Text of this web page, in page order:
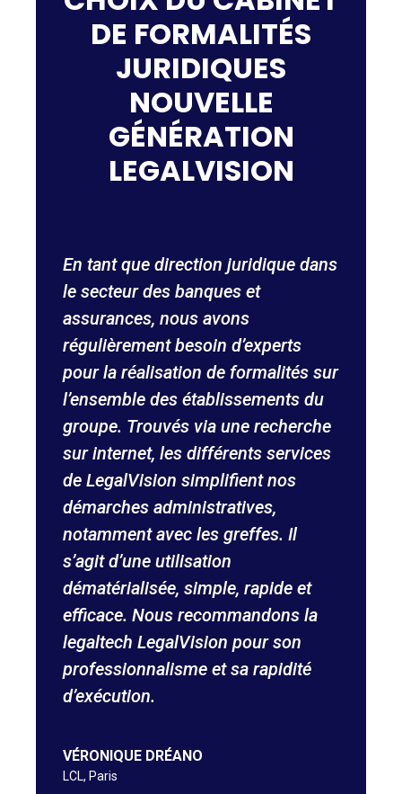
DE FORMALITÉS
JURIDIQUES
NOUVELLE
GÉNÉRATION
LEGALVISION
En tant que direction juridique dans
le secteur des banques et
assurances, nous avons
régulièrement besoin d’experts
pour la réalisation de formalités sur
l’ensemble des établissements du
groupe. Trouvés via une recherche
sur internet, les différents services
de LegalVision simplifient nos
démarches administratives,
notamment avec les greffes. Il
s’agit d’une utilisation
dématérialisée, simple, rapide et
efficace. Nous recommandons la
legaltech LegalVision pour son
professionnalisme et sa rapidité
d’exécution.
VÉRONIQUE DRÉANO
LCL, Paris